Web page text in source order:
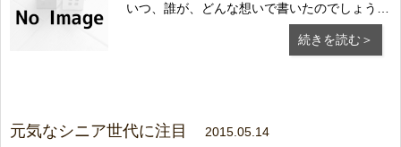
いつ、誰が、どんな想いで書いたのでしょう
か？ 自分自身に言い聞かせているのか、それ
とも誰かを 励まし元気づける為？ どんな人で
言葉に...
続きを読む＞
元気なシニア世代に注目 2015.05.14